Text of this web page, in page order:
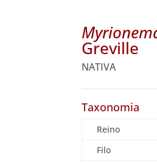
Greville
NATIVA
Taxonomia
Reino
Filo